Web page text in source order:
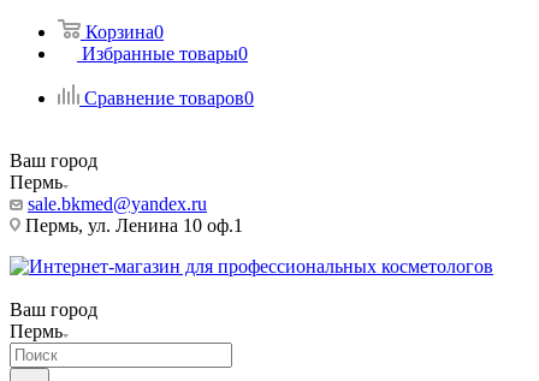
Корзина0
Избранные товары0
Сравнение товаров0
Ваш город
Пермь
sale.bkmed@yandex.ru
Пермь, ул. Ленина 10 оф.1
Ваш город
Пермь